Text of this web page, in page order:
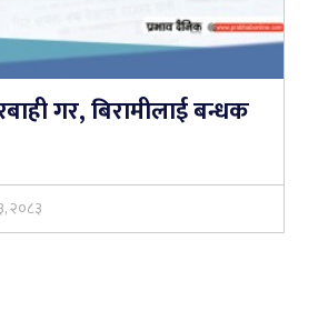
गर, बिरामीलाई बन्धक
२०८३